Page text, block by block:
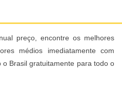
preço, encontre os melhores
médios imediatamente com
Brasil gratuitamente para todo o